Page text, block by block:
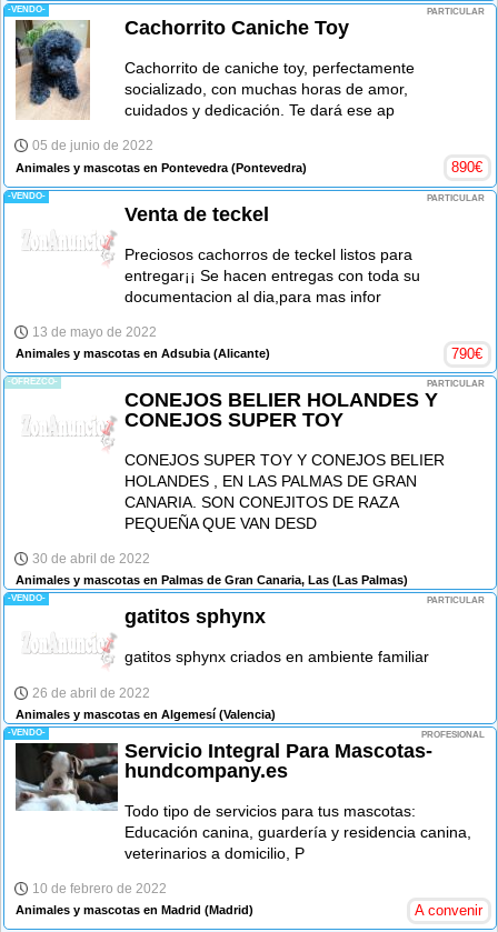
-VENDO- PARTICULAR
Cachorrito Caniche Toy
Cachorrito de caniche toy, perfectamente
socializado, con muchas horas de amor,
cuidados y dedicación. Te dará ese ap
05 de junio de 2022
Animales y mascotas en Pontevedra (Pontevedra) 890€
-VENDO- PARTICULAR
Venta de teckel
Preciosos cachorros de teckel listos para
entregar¡¡ Se hacen entregas con toda su
documentacion al dia,para mas infor
13 de mayo de 2022
Animales y mascotas en Adsubia (Alicante) 790€
-OFREZCO- PARTICULAR
CONEJOS BELIER HOLANDES Y
CONEJOS SUPER TOY
CONEJOS SUPER TOY Y CONEJOS BELIER
HOLANDES , EN LAS PALMAS DE GRAN
CANARIA. SON CONEJITOS DE RAZA
PEQUEÑA QUE VAN DESD
30 de abril de 2022
Animales y mascotas en Palmas de Gran Canaria, Las (Las Palmas)
-VENDO- PARTICULAR
gatitos sphynx
gatitos sphynx criados en ambiente familiar
26 de abril de 2022
Animales y mascotas en Algemesí (Valencia)
-VENDO- PROFESIONAL
Servicio Integral Para Mascotas-
hundcompany.es
Todo tipo de servicios para tus mascotas:
Educación canina, guardería y residencia canina,
veterinarios a domicilio, P
10 de febrero de 2022
Animales y mascotas en Madrid (Madrid) A convenir